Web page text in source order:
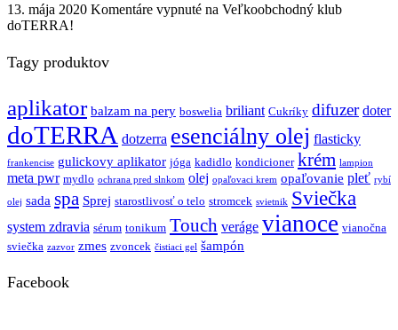
13. mája 2020 Komentáre vypnuté na Veľkoobchodný klub
doTERRA!
Tagy produktov
aplikator balzam na pery boswelia briliant Cukríky difuzer doter
doTERRA dotzerra esenciálny olej flasticky
frankencise gulickovy aplikator jóga kadidlo kondicioner krém lampion
meta pwr mydlo ochrana pred slnkom olej opaľovaci krem opaľovanie pleť rybí
olej sada spa Sprej starostlivosť o telo stromcek svietnik Sviečka
system zdravia sérum tonikum Touch veráge vianoce vianočna
sviečka zazvor zmes zvoncek čistiaci gel šampón
Facebook